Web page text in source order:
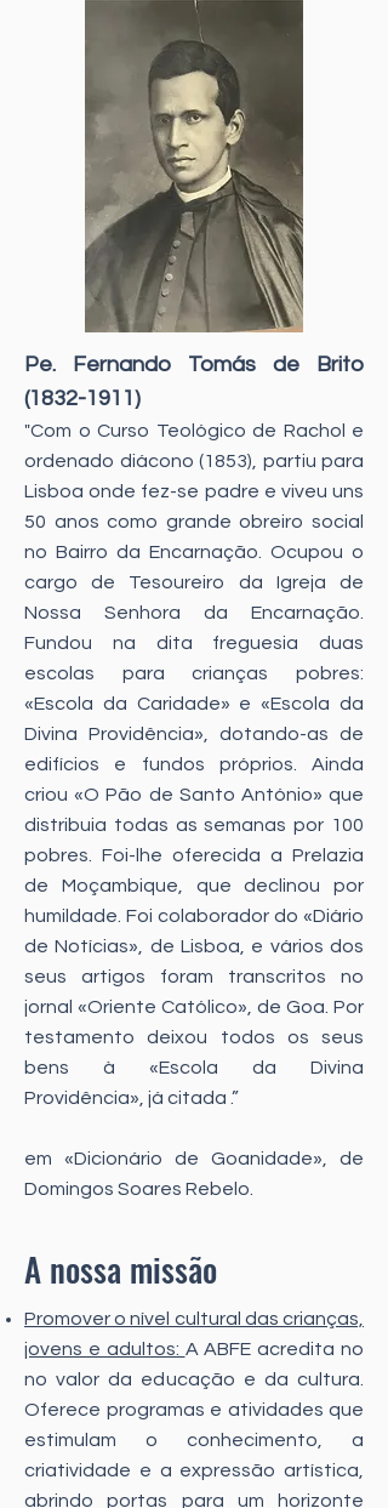
Pe. Fernando Tomás de Brito
(1832-1911)
"Com o Curso Teológico de Rachol e
ordenado diácono (1853), partiu para
Lisboa onde fez-se padre e viveu uns
50 anos como grande obreiro social
no Bairro da Encarnação. Ocupou o
cargo de Tesoureiro da Igreja de
Nossa Senhora da Encarnação.
Fundou na dita freguesia duas
escolas para crianças pobres:
«Escola da Caridade» e «Escola da
Divina Providência», dotando-as de
edifícios e fundos próprios. Ainda
criou «O Pão de Santo António» que
distribuia todas as semanas por 100
pobres. Foi-lhe oferecida a Prelazia
de Moçambique, que declinou por
humildade. Foi colaborador do «Diário
de Notícias», de Lisboa, e vários dos
seus artigos foram transcritos no
jornal «Oriente Católico», de Goa. Por
testamento deixou todos os seus
bens à «Escola da Divina
Providência», já citada .”
em «Dicionário de Goanidade», de
Domingos Soares Rebelo.
A nossa missão
Promover o nível cultural das crianças,
jovens e adultos: A ABFE acredita no
no valor da educação e da cultura.
Oferece programas e atividades que
estimulam o conhecimento, a
criatividade e a expressão artística,
abrindo portas para um horizonte